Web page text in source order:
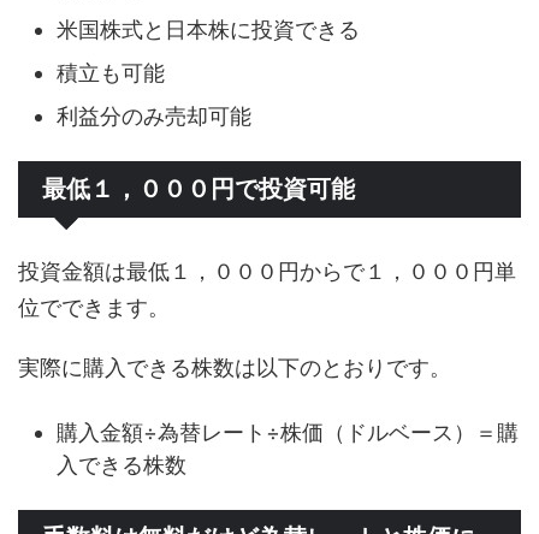
米国株式と日本株に投資できる
積立も可能
利益分のみ売却可能
最低１，０００円で投資可能
投資金額は最低１，０００円からで１，０００円単
位でできます。
実際に購入できる株数は以下のとおりです。
購入金額÷為替レート÷株価（ドルベース）＝購
入できる株数